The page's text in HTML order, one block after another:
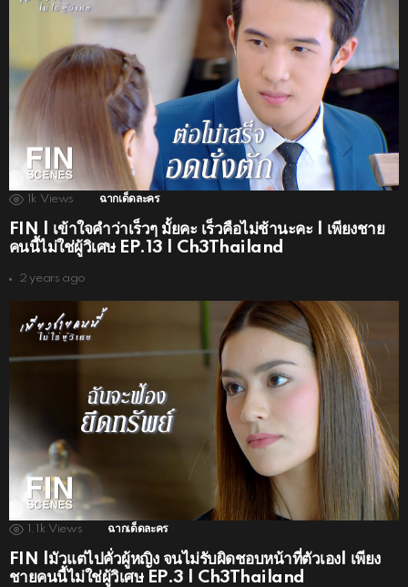
1k Views ฉากเด็ดละคร
FIN | เข้าใจคำว่าเร็วๆ มั้ยคะ เร็วคือไม่ช้านะคะ | เพียงชาย
คนนี้ไม่ใช่ผู้วิเศษ EP.13 | Ch3Thailand
2 years ago
1.1k Views ฉากเด็ดละคร
FIN |มัวแต่ไปคั่วผู้หญิง จนไม่รับผิดชอบหน้าที่ตัวเอง| เพียง
ชายคนนี้ไม่ใช่ผู้วิเศษ EP.3 | Ch3Thailand